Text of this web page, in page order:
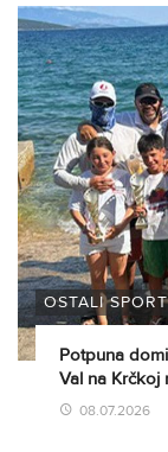
OSTALI
Potpuna
Val na Krčkoj
08.07.2026